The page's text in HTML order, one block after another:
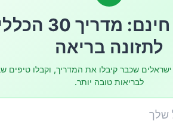
🎁 קבלו חינם: מדריך
לתזונה בריאה
הצטרפו ל-46,000 ישראלים שכבר קיבלו את המדריך, וקבלו טיפים
לבריאות טובה יותר.